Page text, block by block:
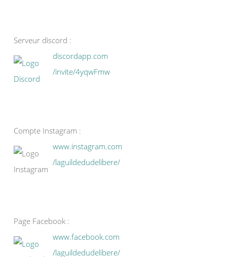
Serveur discord :
discordapp.com
/invite/4yqwFmw
Compte Instagram :
www.instagram.com
/laguildedudelibere/
Page Facebook :
www.facebook.com
/laguildedudelibere/